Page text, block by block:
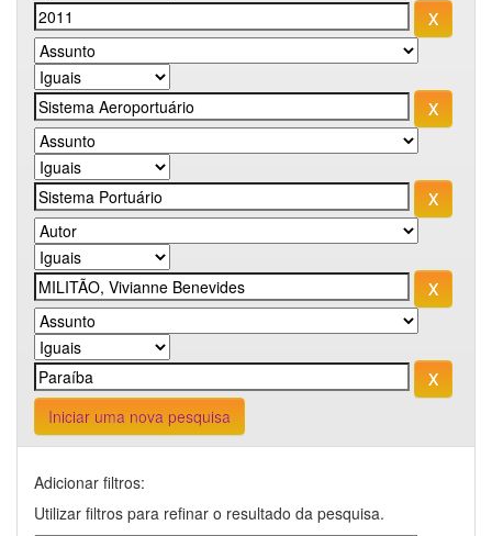
Iniciar uma nova pesquisa
Adicionar filtros:
Utilizar filtros para refinar o resultado da pesquisa.